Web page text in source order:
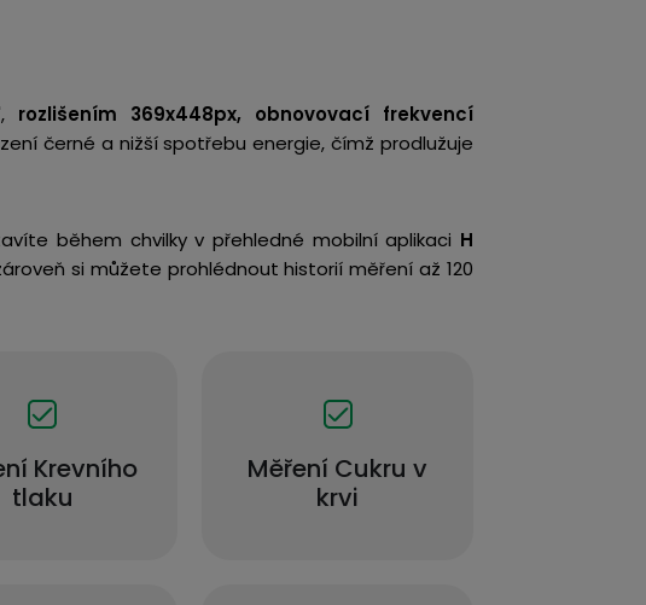
rozlišením 369x448px, obnovovací frekvencí
černé a nižší spotřebu energie, čímž prodlužuje
během chvilky v přehledné mobilní aplikaci H
si můžete prohlédnout historií měření až 120
Krevního
tlaku
Měření Cukru v
krvi